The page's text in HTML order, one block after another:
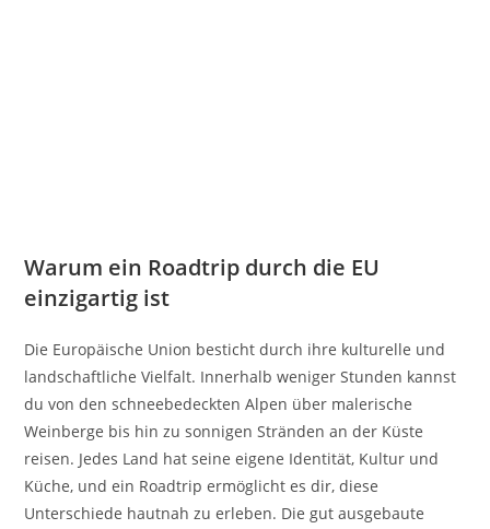
Warum ein Roadtrip durch die EU
einzigartig ist
Die Europäische Union besticht durch ihre kulturelle und
landschaftliche Vielfalt. Innerhalb weniger Stunden kannst
du von den schneebedeckten Alpen über malerische
Weinberge bis hin zu sonnigen Stränden an der Küste
reisen. Jedes Land hat seine eigene Identität, Kultur und
Küche, und ein Roadtrip ermöglicht es dir, diese
Unterschiede hautnah zu erleben. Die gut ausgebaute